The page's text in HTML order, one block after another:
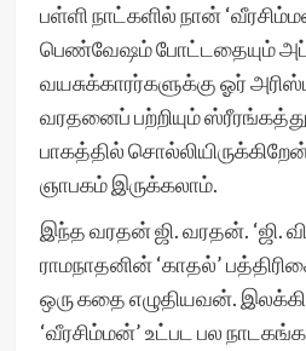
பள்ளி நாட்களில் நான்
பெண்வேஷம் போட்டதையும்
வயசுக்காரர்களுக்கு ஓர்
வரதனைப் பற்றியும்
பாகத்தில்
ஞாபகம் இருக்கலாம்.
இந்த வரதன் ஜி. வரதன். ‘ஜி.
ராமநாதனின் ‘காதல்’
ஒரு கதை எழுதியவன்.
‘வீரசிம்மன்’ உட்பட பல